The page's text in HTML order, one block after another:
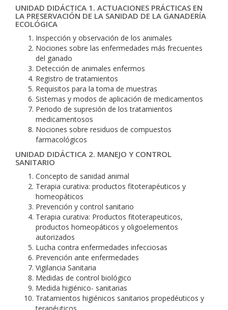
UNIDAD DIDÁCTICA 1. ACTUACIONES PRÁCTICAS EN
LA PRESERVACIÓN DE LA SANIDAD DE LA GANADERÍA
ECOLÓGICA
Inspección y observación de los animales
Nociones sobre las enfermedades más frecuentes
del ganado
Detección de animales enfermos
Registro de tratamientos
Requisitos para la toma de muestras
Sistemas y modos de aplicación de medicamentos
Periodo de supresión de los tratamientos
medicamentosos
Nociones sobre residuos de compuestos
farmacológicos
UNIDAD DIDÁCTICA 2. MANEJO Y CONTROL
SANITARIO
Concepto de sanidad animal
Terapia curativa: productos fitoterapéuticos y
homeopáticos
Prevención y control sanitario
Terapia curativa: Productos fitoterapeuticos,
productos homeopáticos y oligoelementos
autorizados
Lucha contra enfermedades infecciosas
Prevención ante enfermedades
Vigilancia Sanitaria
Medidas de control biológico
Medida higiénico- sanitarias
Tratamientos higiénicos sanitarios propedéuticos y